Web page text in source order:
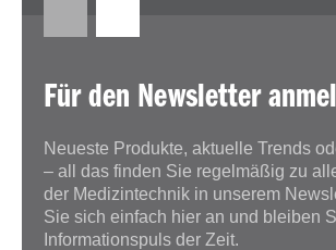
Für den Newsletter
Neueste Produkte, aktuelle Trends
– all das finden Sie regelmäßig zu
der Medizintechnik in unserem
Sie sich einfach hier an und bleiben
Informationspuls der Zeit.